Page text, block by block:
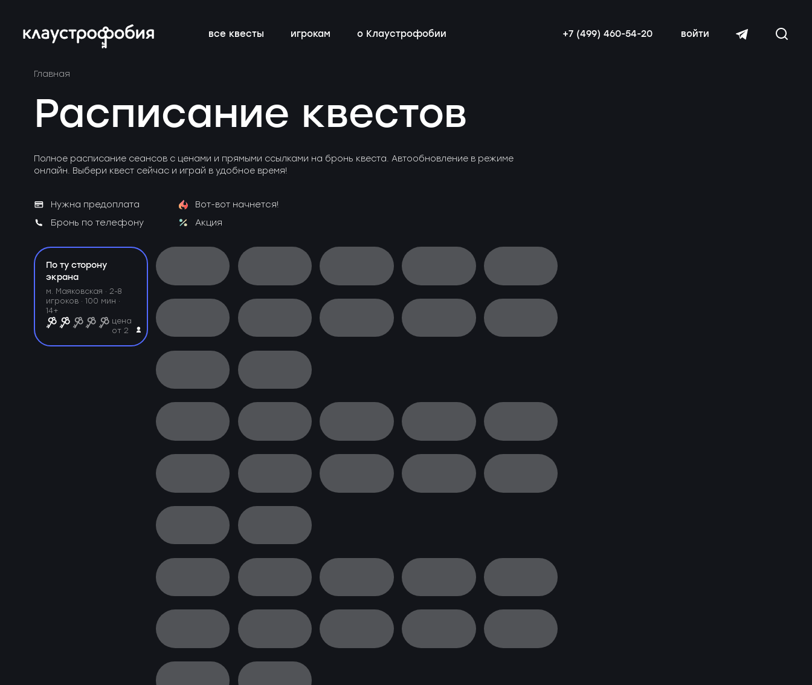
все квесты
веселые аттракционы эротические
страшные без актёров с актёрами
игрокам
магазин новичкам о квестах тимбилдинг
подарочные
сертификаты
корпоративы
о Клаустрофобии
блог вакансии контакты
+7 (499) 460-54-20 войти
Главная
Расписание квестов
Полное расписание сеансов с ценами и прямыми ссылками на бронь квеста. Автообновление в режиме
онлайн. Выбери квест сейчас и играй в удобное время!
Нужна предоплата
Вот-вот начнется!
Бронь по телефону
Акция
По ту сторону
экрана
м. Маяковская ·2-8
игроков · 100 мин ·
14+
цена
от 2